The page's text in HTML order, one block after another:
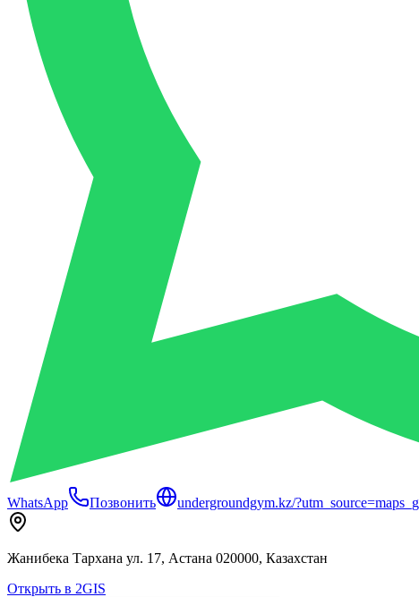
WhatsApp Позвонить undergroundgym.kz/
Жанибека Тархана ул. 17, Астана 020000, Казахстан
Открыть в 2GIS